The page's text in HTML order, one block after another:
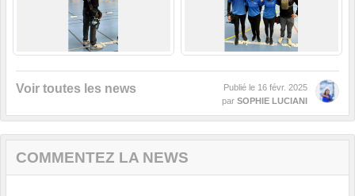
Voir toutes les news Publié le 16 févr. 2025
par SOPHIE LUCIANI
COMMENTEZ LA NEWS